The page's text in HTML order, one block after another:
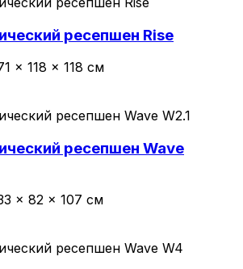
ресепшен Rise
× 118 × 118 см
ресепшен Wave
× 82 × 107 см